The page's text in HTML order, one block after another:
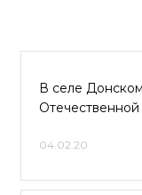
В селе
04.02.20